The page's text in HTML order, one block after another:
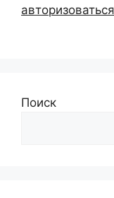
авторизоваться
Поиск